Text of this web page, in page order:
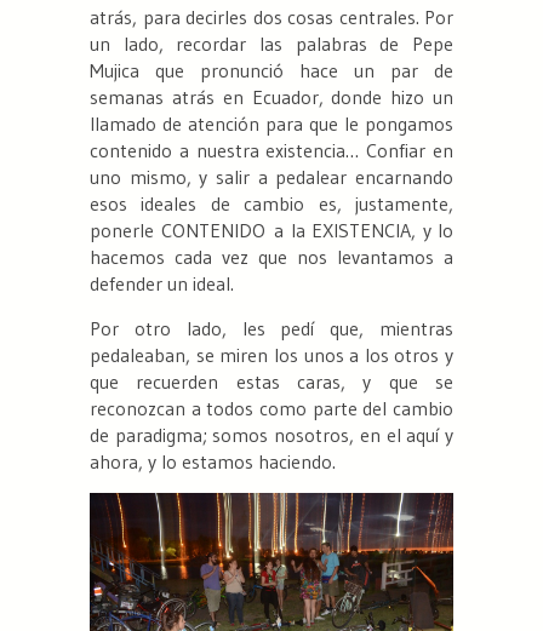
atrás, para decirles dos cosas centrales. Por
un lado, recordar las palabras de Pepe
Mujica que pronunció hace un par de
semanas atrás en Ecuador, donde hizo un
llamado de atención para que le pongamos
contenido a nuestra existencia… Confiar en
uno mismo, y salir a pedalear encarnando
esos ideales de cambio es, justamente,
ponerle CONTENIDO a la EXISTENCIA, y lo
hacemos cada vez que nos levantamos a
defender un ideal.
Por otro lado, les pedí que, mientras
pedaleaban, se miren los unos a los otros y
que recuerden estas caras, y que se
reconozcan a todos como parte del cambio
de paradigma; somos nosotros, en el aquí y
ahora, y lo estamos haciendo.